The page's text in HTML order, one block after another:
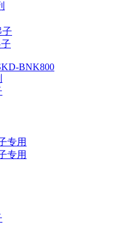
子
BNK800
专用
专用